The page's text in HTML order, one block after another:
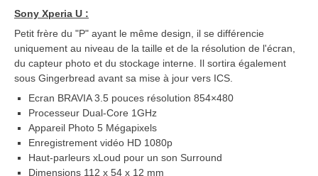
Sony Xperia U :
Petit frère du "P" ayant le même design, il se différencie
uniquement au niveau de la taille et de la résolution de l'écran,
du capteur photo et du stockage interne. Il sortira également
sous Gingerbread avant sa mise à jour vers ICS.
Ecran BRAVIA 3.5 pouces résolution 854×480
Processeur Dual-Core 1GHz
Appareil Photo 5 Mégapixels
Enregistrement vidéo HD 1080p
Haut-parleurs xLoud pour un son Surround
Dimensions 112 x 54 x 12 mm